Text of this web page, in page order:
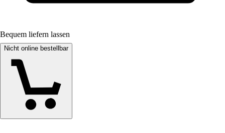
Bequem liefern lassen
Nicht online bestellbar